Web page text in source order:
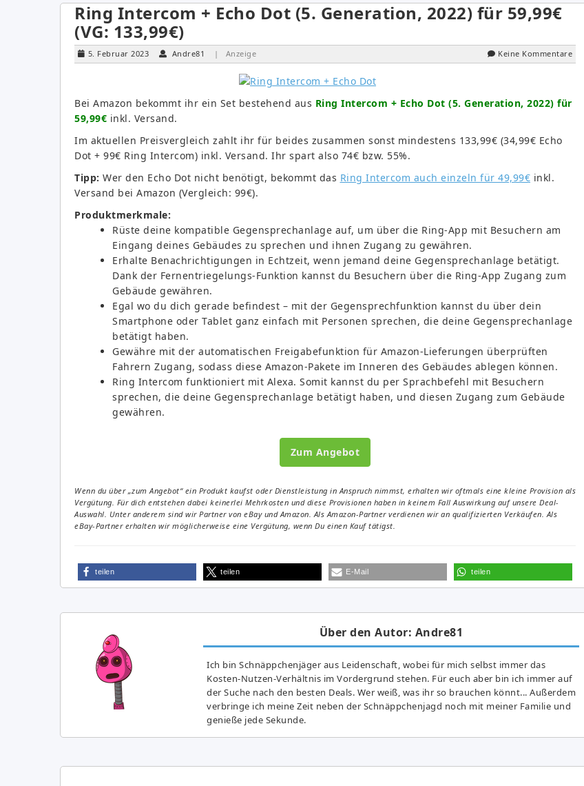
Ring Intercom + Echo Dot (5. Generation, 2022) für 59,99€
(VG: 133,99€)
5. Februar 2023 Andre81 | Anzeige Keine Kommentare
Bei Amazon bekommt ihr ein Set bestehend aus Ring Intercom + Echo Dot (5. Generation, 2022) für
59,99€ inkl. Versand.
Im aktuellen Preisvergleich zahlt ihr für beides zusammen sonst mindestens 133,99€ (34,99€ Echo
Dot + 99€ Ring Intercom) inkl. Versand. Ihr spart also 74€ bzw. 55%.
Tipp: Wer den Echo Dot nicht benötigt, bekommt das Ring Intercom auch einzeln für 49,99€ inkl.
Versand bei Amazon (Vergleich: 99€).
Produktmerkmale:
Rüste deine kompatible Gegensprechanlage auf, um über die Ring-App mit Besuchern am
Eingang deines Gebäudes zu sprechen und ihnen Zugang zu gewähren.
Erhalte Benachrichtigungen in Echtzeit, wenn jemand deine Gegensprechanlage betätigt.
Dank der Fernentriegelungs-Funktion kannst du Besuchern über die Ring-App Zugang zum
Gebäude gewähren.
Egal wo du dich gerade befindest – mit der Gegensprechfunktion kannst du über dein
Smartphone oder Tablet ganz einfach mit Personen sprechen, die deine Gegensprechanlage
betätigt haben.
Gewähre mit der automatischen Freigabefunktion für Amazon-Lieferungen überprüften
Fahrern Zugang, sodass diese Amazon-Pakete im Inneren des Gebäudes ablegen können.
Ring Intercom funktioniert mit Alexa. Somit kannst du per Sprachbefehl mit Besuchern
sprechen, die deine Gegensprechanlage betätigt haben, und diesen Zugang zum Gebäude
gewähren.
Zum Angebot
Wenn du über „zum Angebot“ ein Produkt kaufst oder Dienstleistung in Anspruch nimmst, erhalten wir oftmals eine kleine Provision als
Vergütung. Für dich entstehen dabei keinerlei Mehrkosten und diese Provisionen haben in keinem Fall Auswirkung auf unsere Deal-
Auswahl. Unter anderem sind wir Partner von eBay und Amazon. Als Amazon-Partner verdienen wir an qualifizierten Verkäufen. Als
eBay-Partner erhalten wir möglicherweise eine Vergütung, wenn Du einen Kauf tätigst.
teilen teilen E-Mail teilen
Über den Autor: Andre81
Ich bin Schnäppchenjäger aus Leidenschaft, wobei für mich selbst immer das
Kosten-Nutzen-Verhältnis im Vordergrund stehen. Für euch aber bin ich immer auf
der Suche nach den besten Deals. Wer weiß, was ihr so brauchen könnt... Außerdem
verbringe ich meine Zeit neben der Schnäppchenjagd noch mit meiner Familie und
genieße jede Sekunde.